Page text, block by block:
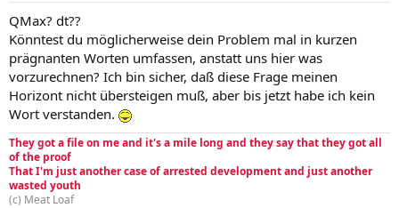
QMax? dt??
Könntest du möglicherweise dein Problem mal in kurzen
prägnanten Worten umfassen, anstatt uns hier was
vorzurechnen? Ich bin sicher, daß diese Frage meinen
Horizont nicht übersteigen muß, aber bis jetzt habe ich kein
Wort verstanden.
They got a file on me and it's a mile long and they say that they got all
of the proof
That I'm just another case of arrested development and just another
wasted youth
(c) Meat Loaf